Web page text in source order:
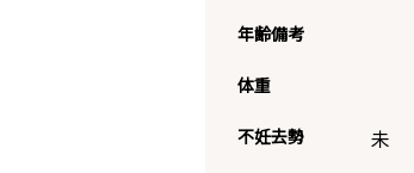
年齢備考
体重
不妊去勢 未